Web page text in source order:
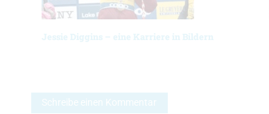
Jessie Diggins – eine Karriere in Bildern
Schreibe einen Kommentar